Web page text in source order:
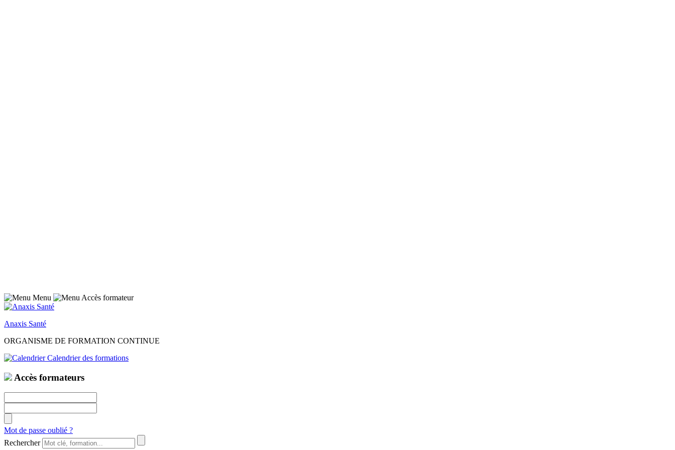
Menu Accès formateur
Anaxis Santé
ORGANISME DE FORMATION CONTINUE
Calendrier des formations
Accès formateurs
Mot de passe oublié ?
Rechercher